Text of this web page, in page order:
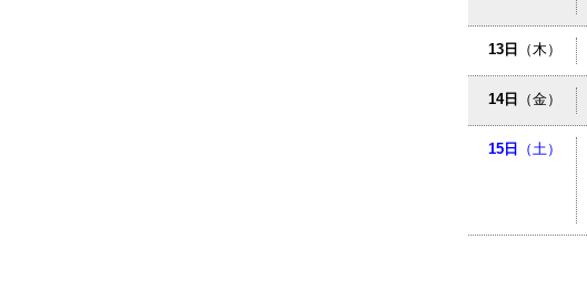
13日 （木）
14日 （金）
15日 （土）